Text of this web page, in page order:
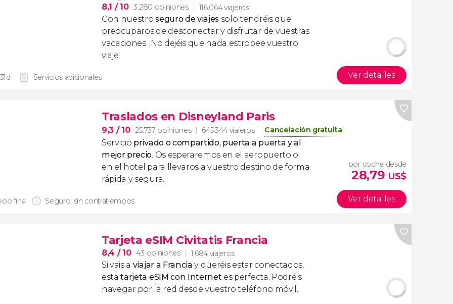
8,1 / 10 3.280 opiniones 116.064 viajeros
Con nuestroseguro de viajes solo tendréis que
preocuparos de desconectar y disfrutar de vuestras
vacaciones. ¡No dejéis que nada estropee vuestro
viaje!
Servicios adicionales Ver detalles
Traslados en Disneyland Paris
9,3 / 10 25.737 opiniones 645.344 viajeros Cancelación gratuita
Servicio privado o compartido, puerta a puerta y al
mejor precio. Os esperaremos en el aeropuerto o
en el hotel para llevaros a vuestro destino de forma
rápida y segura.
final Seguro, sin contratiempos
por coche desde
28,79 US$
Ver detalles
Tarjeta eSIM Civitatis Francia
8,4 / 10 43 opiniones 1.684 viajeros
Si vais a viajar a Franciay queréis estar conectados,
estatarjeta eSIM con Internet es perfecta. Podréis
navegar por la red desde vuestro teléfono móvil.